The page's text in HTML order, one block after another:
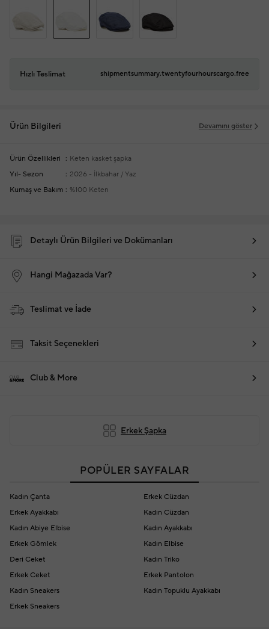
Hızlı Teslimat shipmentsummary.twentyfourhourscargo.free
Ürün Bilgileri Devamını göster
Ürün Özellikleri
Keten kasket şapka
Yıl- Sezon
2026 - İlkbahar / Yaz
Kumaş ve Bakım
%100 Keten
Detaylı Ürün Bilgileri ve Dokümanları
Hangi Mağazada Var?
Teslimat ve İade
Taksit Seçenekleri
Club & More
Erkek Şapka
POPÜLER SAYFALAR
Kadın Çanta
Erkek Cüzdan
Erkek Ayakkabı
Kadın Cüzdan
Kadın Abiye Elbise
Kadın Ayakkabı
Erkek Gömlek
Kadın Elbise
Deri Ceket
Kadın Triko
Erkek Ceket
Erkek Pantolon
Kadın Sneakers
Kadın Topuklu Ayakkabı
Erkek Sneakers